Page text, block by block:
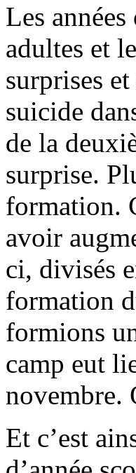
Les
adultes et
surprises
suicide
de la
surprise.
formation.
avoir
ci, divisés
formation
formions
camp eut
novembre.
Et c’est